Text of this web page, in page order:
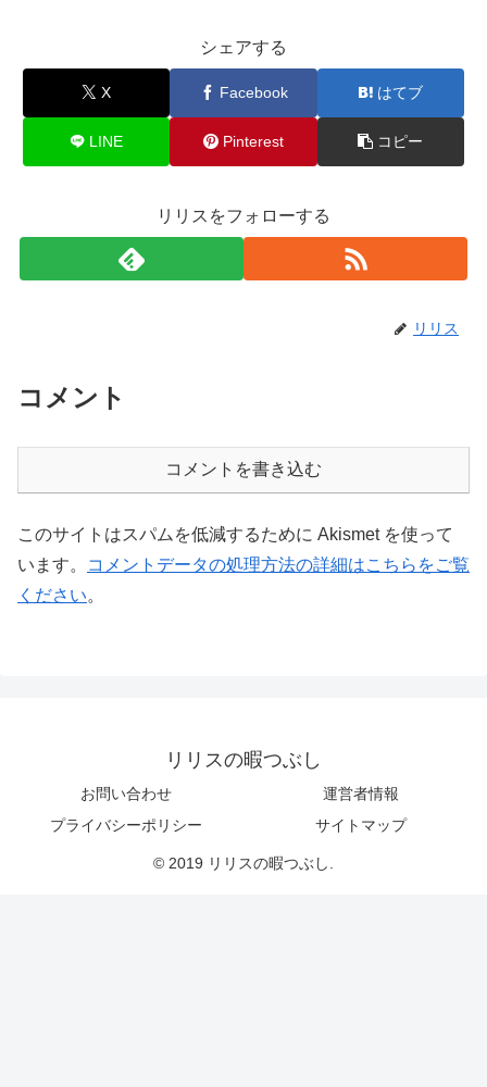
シェアする
X Facebook はてブ
LINE Pinterest コピー
リリスをフォローする
リリス
コメント
コメントを書き込む
このサイトはスパムを低減するために Akismet を使って
います。
コメントデータの処理方法の詳細はこちらをご覧
ください。
リリスの暇つぶし
お問い合わせ
運営者情報
プライバシーポリシー
サイトマップ
© 2019 リリスの暇つぶし.